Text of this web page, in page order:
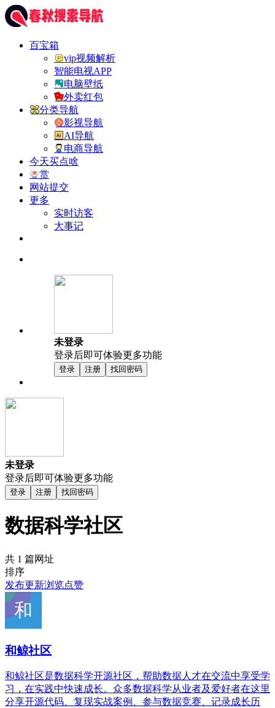
百宝箱
vip视频解析
智能电视APP
电脑壁纸
外卖红包
分类导航
影视导航
AI导航
电商导航
今天买点啥
赏
网站提交
更多
实时访客
大事记
未登录
登录后即可体验更多功能
登录 注册 找回密码
未登录
登录后即可体验更多功能
登录 注册 找回密码
数据科学社区
共 1 篇网址
排序
发布更新浏览点赞
和鲸社区
和鲸社区是数据科学开源社区，帮助数据人才在交流中享受学
习，在实践中快速成长。众多数据科学从业者及爱好者在这里
分享开源代码、复现实战案例、参与数据竞赛、记录成长历